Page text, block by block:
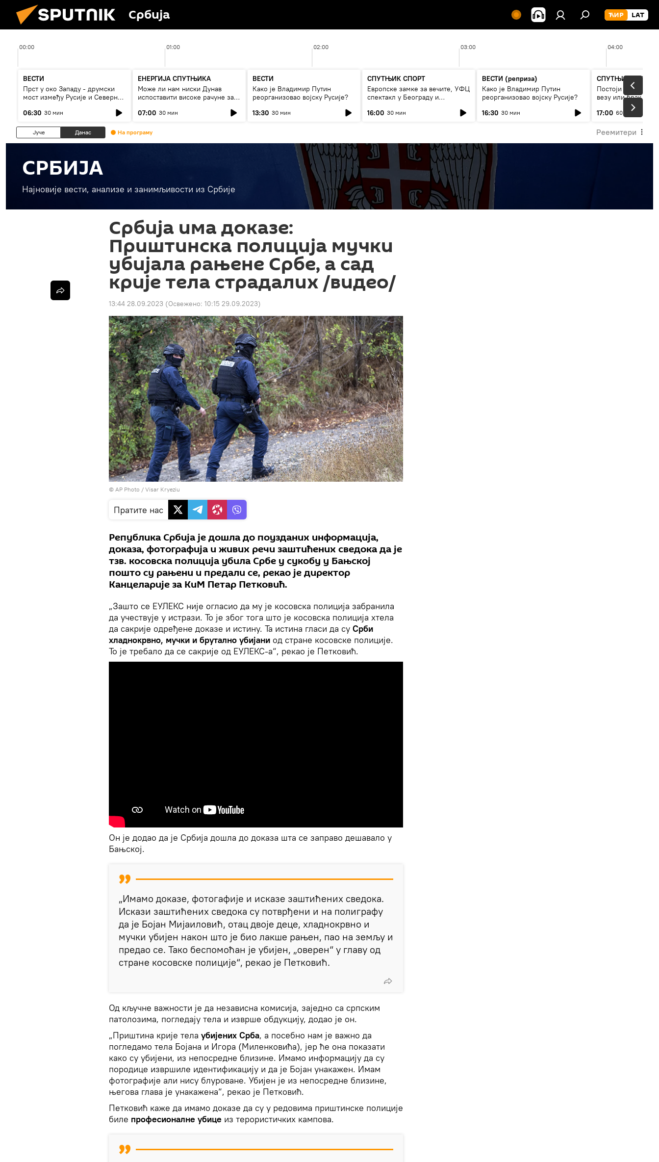
Србија
00:00 01:00 02:00 03:00 04:00
ВЕСТИ
Прст у око Западу - друмски
мост између Русије и Северне
06:30 30 мин
ЕНЕРГИЈА СПУТЊИКА
Може ли нам ниски Дунав
испоставити високе рачуне за
07:00 30 мин
ВЕСТИ
Како је Владимир Путин
реорганизовао војску Русије?
13:30 30 мин
СПУТЊИК СПОРТ
Европске замке за вечите, УФЦ
спектакл у Београду и
16:00 30 мин
ВЕСТИ (реприза)
Како је Владимир Путин
реорганизовао војску Русије?
16:30 30 мин
СПУТЊИК
Постоји ли
везу или брак
17:00 60 мин
Јуче Данас На програму Реемитери
СРБИЈА
Најновије вести, анализе и занимљивости из Србије
Србија има доказе:
Приштинска полиција мучки
убијала рањене Србе, а сад
крије тела страдалих /видео/
13:44 28.09.2023 (Освежено: 10:15 29.09.2023)
© AP Photo / Visar Kryeziu
Пратите нас
Република Србија је дошла до поузданих информација,
доказа, фотографија и живих речи заштићених сведока да је
тзв. косовска полиција убила Србе у сукобу у Бањској
пошто су рањени и предали се, рекао је директор
Канцеларије за КиМ Петар Петковић.
„Зашто се ЕУЛЕКС није огласио да му је косовска полиција забранила
да учествује у истрази. То је због тога што је косовска полиција хтела
да сакрије одређене доказе и истину. Та истина гласи да су Срби
хладнокрвно, мучки и брутално убијани од стране косовске полиције.
То је требало да се сакрије од ЕУЛЕКС-а“, рекао је Петковић.
Он је додао да је Србија дошла до доказа шта се заправо дешавало у
Бањској.
„Имамо доказе, фотогафије и исказе заштићених сведока.
Искази заштићених сведока су потврђени и на полиграфу
да је Бојан Мијаиловић, отац двоје деце, хладнокрвно и
мучки убијен након што је био лакше рањен, пао на земљу и
предао се. Тако беспомоћан је убијен, „оверен“ у главу од
стране косовске полиције“, рекао је Петковић.
Од кључне важности је да независна комисија, заједно са српским
патолозима, погледају тела и изврше обдукцију, додао је он.
„Приштина крије тела убијених Срба, а посебно нам је важно да
погледамо тела Бојана и Игора (Миленковића), јер ће она показати
како су убијени, из непосредне близине. Имамо информацију да су
породице извршиле идентификацију и да је Бојан унакажен. Имам
фотографије али нису блуроване. Убијен је из непосредне близине,
његова глава је унакажена“, рекао је Петковић.
Петковић каже да имамо доказе да су у редовима приштинске полиције
биле професионалне убице из терористичких кампова.